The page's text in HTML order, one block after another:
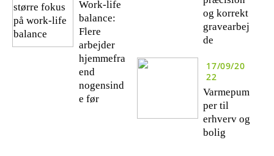
Work-life
balance:
Flere
arbejder
hjemmefra
end
nogensind
e før
og korrekt
gravearbej
de
17/09/20
22
Varmepum
per til
erhverv og
bolig